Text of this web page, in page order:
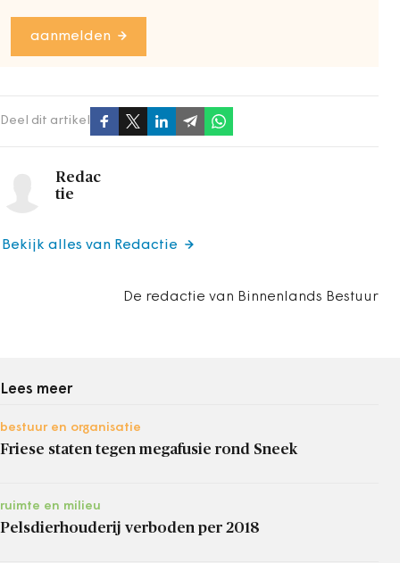
aanmelden
Deel dit artikel
Redac
tie
De redactie van Binnenlands Bestuur
Bekijk alles van Redactie
Lees meer
bestuur en organisatie
Friese staten tegen megafusie rond Sneek
ruimte en milieu
Pelsdierhouderij verboden per 2018